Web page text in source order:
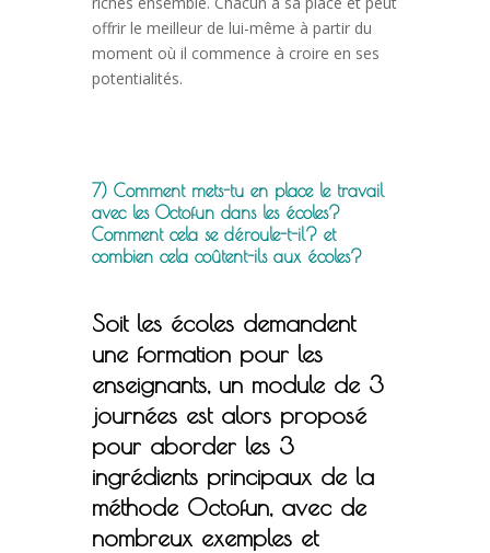
offrir le meilleur de lui-même à partir du
moment où il commence à croire en ses
potentialités.
7) Comment mets-tu en place le travail
avec les Octofun dans les écoles?
Comment cela se déroule-t-il? et
combien cela coûtent-ils aux écoles?
Soit les écoles demandent
une formation pour les
enseignants, un module de 3
journées est alors proposé
pour aborder les 3
ingrédients principaux de la
méthode Octofun, avec de
nombreux exemples et